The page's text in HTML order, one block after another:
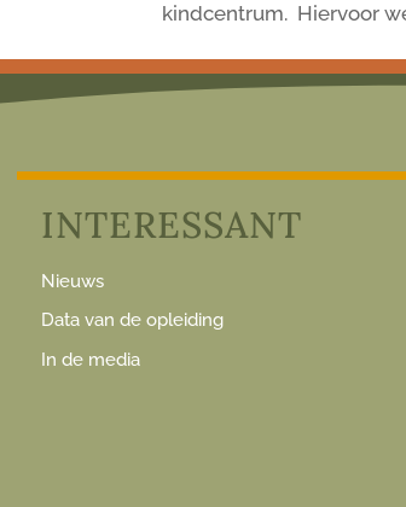
kindcentrum. Hiervoor
INTERESSANT
Nieuws
Data van de opleiding
In de media